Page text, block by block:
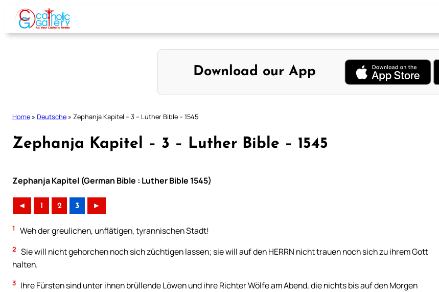
Skip
content
Download our App
Home » Deutsche » Zephanja Kapitel – 3 – Luther Bible – 1545
Zephanja Kapitel – 3 – Luther Bible – 1545
Zephanja Kapitel (German Bible : Luther Bible 1545)
◄ 1 2 3 ►
1 Weh der greulichen, unflätigen, tyrannischen Stadt!
2 Sie will nicht gehorchen noch sich züchtigen lassen; sie will auf den HERRN nicht trauen noch sich zu ihrem Gott
halten.
3 Ihre Fürsten sind unter ihnen brüllende Löwen und ihre Richter Wölfe am Abend, die nichts bis auf den Morgen